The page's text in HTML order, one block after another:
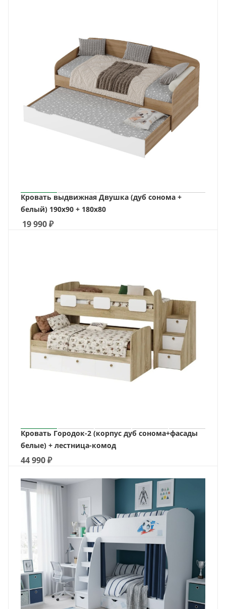
Кровать выдвижная Двушка (дуб сонома +
белый) 190х90 + 180х80
19 990₽
Кровать Городок-2 (корпус дуб сонома+фасады
белые) + лестница-комод
44 990₽